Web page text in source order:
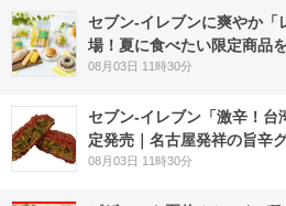
セブン‐イレブンに爽やか
場！夏に食べたい限定商品
08月03日 11時30分
セブン-イレブン「激辛！台
定発売｜名古屋発祥の旨辛
08月03日 11時30分